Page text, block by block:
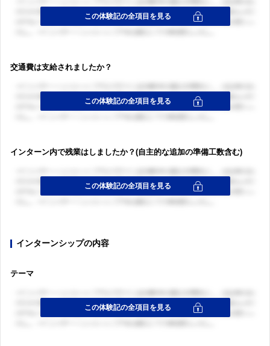
交通費は支給されましたか？
インターン内で残業はしましたか？(自主的な追加の準備工数含む)
インターンシップの内容
テーマ